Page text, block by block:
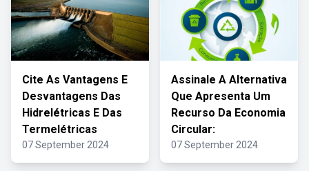
Cite As Vantagens E
Desvantagens Das
Hidrelétricas E Das
Termelétricas
07 September 2024
Assinale A Alternativa
Que Apresenta Um
Recurso Da Economia
Circular:
07 September 2024